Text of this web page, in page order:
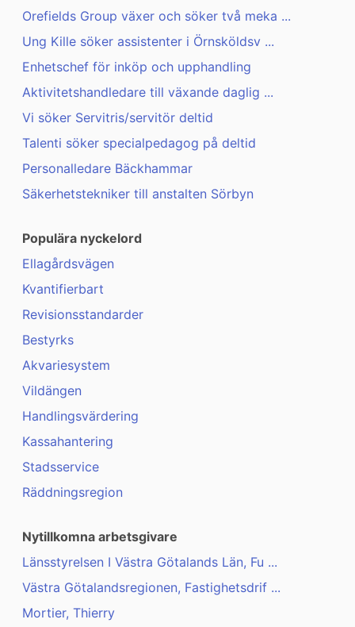
Orefields Group växer och söker två meka ...
Ung Kille söker assistenter i Örnsköldsv ...
Enhetschef för inköp och upphandling
Aktivitetshandledare till växande daglig ...
Vi söker Servitris/servitör deltid
Talenti söker specialpedagog på deltid
Personalledare Bäckhammar
Säkerhetstekniker till anstalten Sörbyn
Populära nyckelord
Ellagårdsvägen
Kvantifierbart
Revisionsstandarder
Bestyrks
Akvariesystem
Vildängen
Handlingsvärdering
Kassahantering
Stadsservice
Räddningsregion
Nytillkomna arbetsgivare
Länsstyrelsen I Västra Götalands Län, Fu ...
Västra Götalandsregionen, Fastighetsdrif ...
Mortier, Thierry